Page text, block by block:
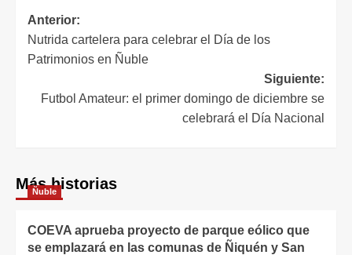
Anterior:
Nutrida cartelera para celebrar el Día de los
Patrimonios en Ñuble
Siguiente:
Futbol Amateur: el primer domingo de diciembre se
celebrará el Día Nacional
Más historias
Ñuble
COEVA aprueba proyecto de parque eólico que
se emplazará en las comunas de Ñiquén y San